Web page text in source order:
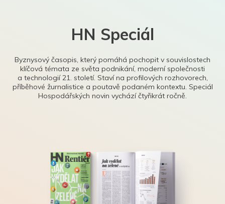
HN Speciál
Byznysový časopis, který pomáhá pochopit v souvislostech
klíčová témata ze světa podnikání, moderní společnosti
a technologií 21. století. Staví na profilových rozhovorech,
příběhové žurnalistice a poutavě podaném kontextu. Speciál
Hospodářských novin vychází čtyřikrát ročně.